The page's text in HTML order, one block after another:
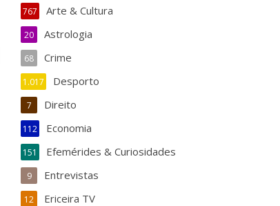
Arte & Cultura
767
Astrologia
20
Crime
68
Desporto
1.017
Direito
7
Economia
112
Efemérides & Curiosidades
151
Entrevistas
9
Ericeira TV
12